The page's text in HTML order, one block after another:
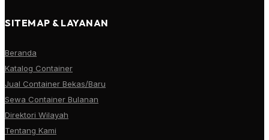
SITEMAP & LAYANAN
Beranda
Katalog Container
Jual Container Bekas/Baru
Sewa Container Bulanan
Direktori Wilayah
Tentang Kami